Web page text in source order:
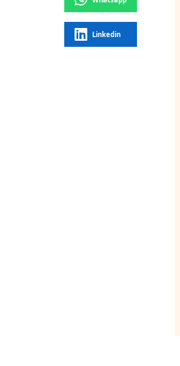
Linkedin